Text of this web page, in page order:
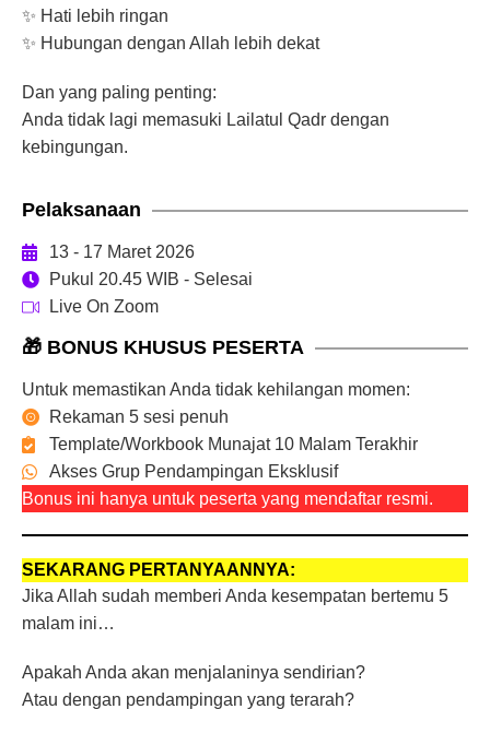
✨ Hati lebih ringan
✨ Hubungan dengan Allah lebih dekat
Dan yang paling penting:
Anda tidak lagi memasuki Lailatul Qadr dengan
kebingungan.
Pelaksanaan
13 - 17 Maret 2026
Pukul 20.45 WIB - Selesai
Live On Zoom
🎁 BONUS KHUSUS PESERTA
Untuk memastikan Anda tidak kehilangan momen:
Rekaman 5 sesi penuh
Template/Workbook Munajat 10 Malam Terakhir
Akses Grup Pendampingan Eksklusif
Bonus ini hanya untuk peserta yang mendaftar resmi.
SEKARANG PERTANYAANNYA:
Jika Allah sudah memberi Anda kesempatan bertemu 5
malam ini…
Apakah Anda akan menjalaninya sendirian?
Atau dengan pendampingan yang terarah?